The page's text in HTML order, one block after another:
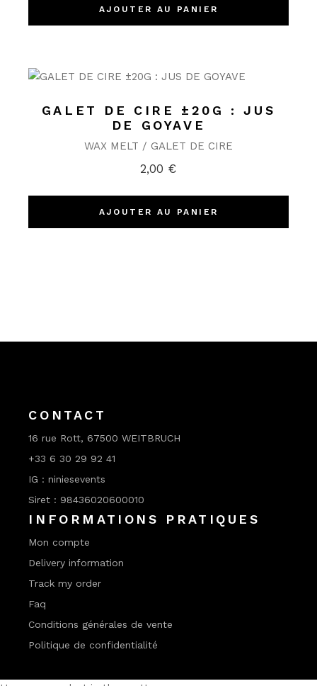
AJOUTER AU PANIER
GALET DE CIRE ±20G : JUS
DE GOYAVE
WAX MELT / GALET DE CIRE
2,00 €
AJOUTER AU PANIER
CONTACT
16 rue Rott, 67500 WEITBRUCH
+33 6 30 29 92 41
IG : niniesevents
Siret : 98436020600010
INFORMATIONS PRATIQUES
Mon compte
Delivery information
Track my order
Faq
Conditions générales de vente
Politique de confidentialité